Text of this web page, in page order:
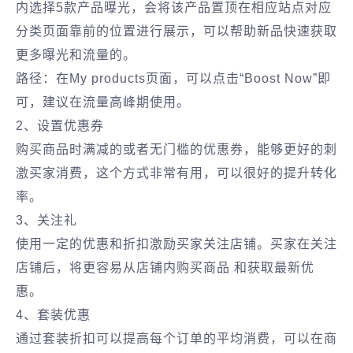
内选择5款产品曝光，会将该产品置顶在相应站点对应
分类页面靠前的位置进行展示，可以帮助新品快速获取
更多曝光和流量的。
路径：在My products页面，可以点击“Boost Now”即
可，建议在流量高峰期使用。
2、设置优惠券
购买商品时满减的或者无门槛的优惠券，能够更好的刺
激买家消费，这个方式非常有用，可以很好的提升转化
率。
3、关注礼
使用一定的优惠和折扣激励买家关注店铺。买家在关注
店铺后，将更容易从店铺内购买商品 和获取最新优
惠。
4、套装优惠
通过套装折扣可以提高每个订单的平均消费，可以在商